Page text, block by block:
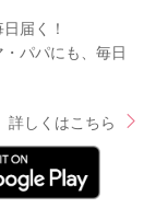
届く！
パパにも、毎日
詳しくはこちら